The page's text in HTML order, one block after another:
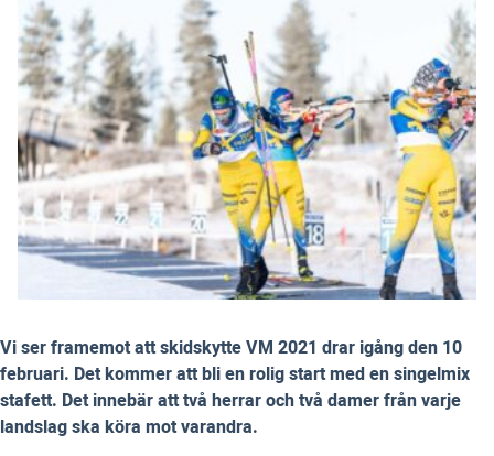
Vi ser framemot att skidskytte VM 2021 drar igång den 10
februari. Det kommer att bli en rolig start med en singelmix
stafett. Det innebär att två herrar och två damer från varje
landslag ska köra mot varandra.